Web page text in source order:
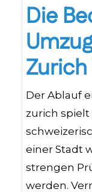
Die
Der Ablauf
zurich spielt
einer Stadt
strengen
werden.